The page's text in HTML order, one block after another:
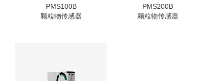
PMS100B
颗粒物传感器
PMS200B
颗粒物传感器